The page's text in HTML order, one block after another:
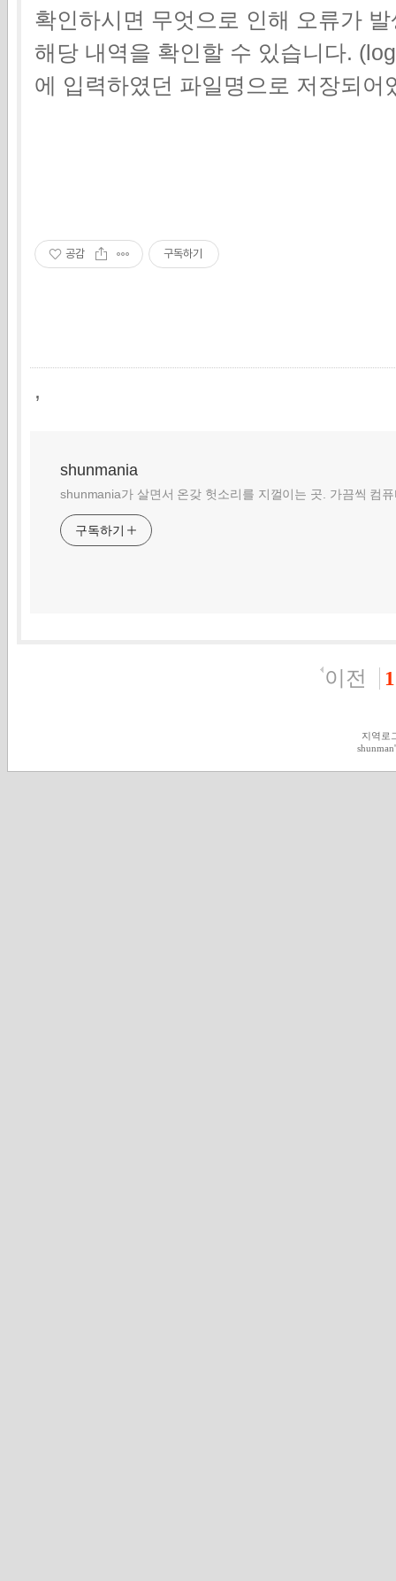
확인하시면 무엇으로 인해 오류가
해당 내역을 확인할 수 있습니다.
에 입력하였던 파일명으로 저장되어
공감 구독하기
,
shunmania
shunmania가 살면서 온갖 헛소리를 지껄이는 곳. 가끔씩 컴
구독하기
이전 1
지역로
shunman